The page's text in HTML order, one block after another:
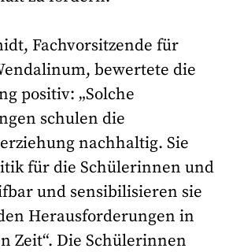
Fachvorsitzende für
bewertete die
positiv: „Solche
schulen die
nachhaltig. Sie
für die Schülerinnen und
und sensibilisieren sie
Herausforderungen in
Zeit“. Die Schülerinnen